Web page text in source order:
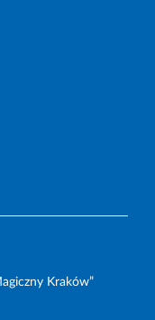
Kraków”